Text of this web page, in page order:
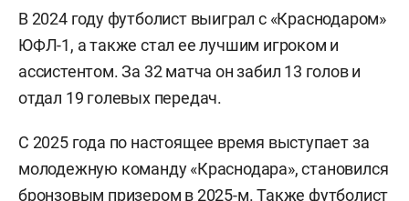
В 2024 году футболист выиграл с «Краснодаром»
ЮФЛ-1, а также стал ее лучшим игроком и
ассистентом. За 32 матча он забил 13 голов и
отдал 19 голевых передач.
С 2025 года по настоящее время выступает за
молодежную команду «Краснодара», становился
бронзовым призером в 2025-м. Также футболист